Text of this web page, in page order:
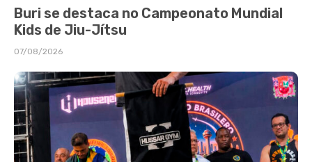
Buri se destaca no Campeonato Mundial
Kids de Jiu-Jítsu
07/08/2026